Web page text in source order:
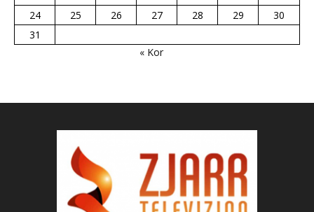
24
25 26 27 28 29
30
31
« Kor